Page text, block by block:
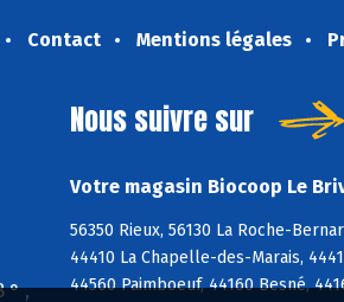
Contact Mentions légales
° ,
Nous suivre sur
Votre magasin Biocoop Le
56350 Rieux, 56130 La Roche-
44410 La Chapelle-des-Marais,
44560 Paimboeuf, 44160 Besné,